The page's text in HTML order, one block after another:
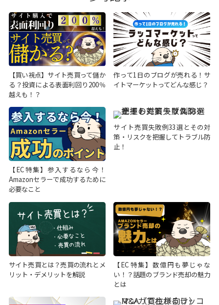
【買い視点】サイト売買って儲か
る？投資による表面利回り200％
越えも！？
作って1日のブログが売れる！サ
イトマーケットってどんな感じ？
【EC特集】参入するなら今！
Amazonセラーで成功するために
必要なこと
サイト売買失敗例33選とその対
策・リスクを把握してトラブル防
止！
サイト売買とは？売買の流れとメ
リット・デメリットを解説
【EC特集】数億円も夢じゃな
い！？話題のブランド売却の魅力
とは